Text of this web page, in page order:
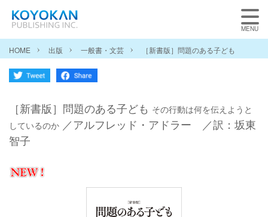
HOME 出版 一般書・文芸 ［新書版］問題のある子ども
［新書版］問題のある子ども その行動は何を伝えようと
しているのか ／アルフレッド・アドラー ／訳：坂東
智子